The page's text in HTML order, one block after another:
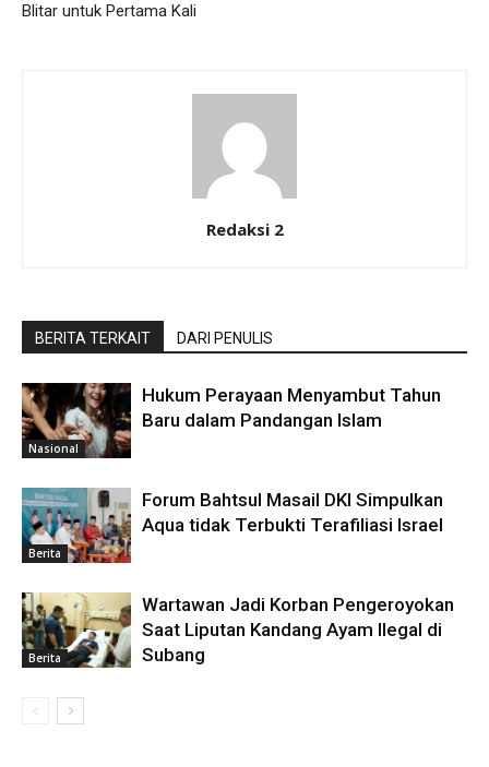
Blitar untuk Pertama Kali
Redaksi 2
BERITA TERKAIT DARI PENULIS
Nasional
Hukum Perayaan Menyambut Tahun
Baru dalam Pandangan Islam
Berita
Forum Bahtsul Masail DKI Simpulkan
Aqua tidak Terbukti Terafiliasi Israel
Berita
Wartawan Jadi Korban Pengeroyokan
Saat Liputan Kandang Ayam Ilegal di
Subang